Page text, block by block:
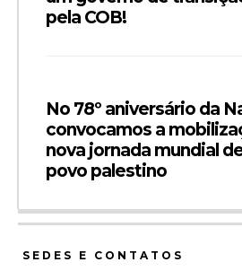
pela COB!
No 78º aniversário da
convocamos a
nova jornada mundial
povo palestino
SEDES E CONTATOS